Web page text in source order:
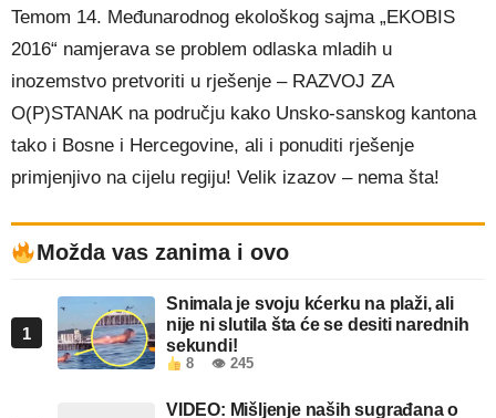
Temom 14. Međunarodnog ekološkog sajma „EKOBIS
2016“ namjerava se problem odlaska mladih u
inozemstvo pretvoriti u rješenje – RAZVOJ ZA
O(P)STANAK na području kako Unsko-sanskog kantona
tako i Bosne i Hercegovine, ali i ponuditi rješenje
primjenjivo na cijelu regiju! Velik izazov – nema šta!
Možda vas zanima i ovo
1
Snimala je svoju kćerku na plaži, ali
nije ni slutila šta će se desiti narednih
sekundi!
8 👁 245
VIDEO: Mišljenje naših sugrađana o